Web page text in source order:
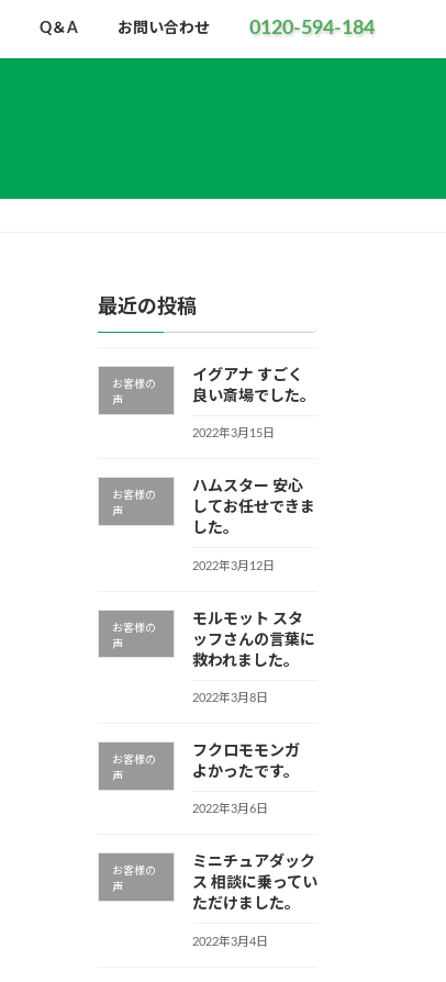
Q＆A お問い合わせ 0120-594-184
最近の投稿
お客様の
声
イグアナ すごく
良い斎場でした。
2022年3月15日
お客様の
声
ハムスター 安心
してお任せできま
した。
2022年3月12日
お客様の
声
モルモット スタ
ッフさんの言葉に
救われました。
2022年3月8日
お客様の
声
フクロモモンガ
よかったです。
2022年3月6日
お客様の
声
ミニチュアダック
ス 相談に乗ってい
ただけました。
2022年3月4日